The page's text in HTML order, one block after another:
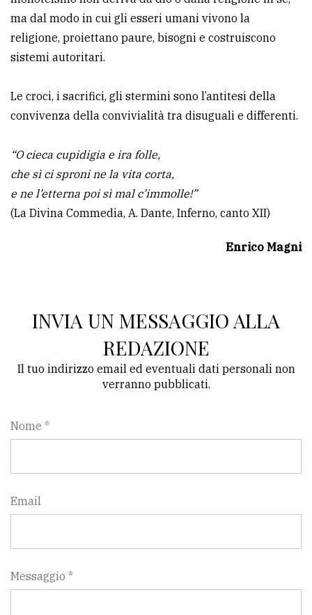
ma dal modo in cui gli esseri umani vivono la
religione, proiettano paure, bisogni e costruiscono
sistemi autoritari.
Le croci, i sacrifici, gli stermini sono l’antitesi della
convivenza della convivialità tra disuguali e differenti.
“O cieca cupidigia e ira folle,
che sì ci sproni ne la vita corta,
e ne l’etterna poi sì mal c’immolle!”
(La Divina Commedia, A. Dante, Inferno, canto XII)
Enrico Magni
INVIA UN MESSAGGIO ALLA
REDAZIONE
Il tuo indirizzo email ed eventuali dati personali non
verranno pubblicati.
Nome *
Email
Messaggio *